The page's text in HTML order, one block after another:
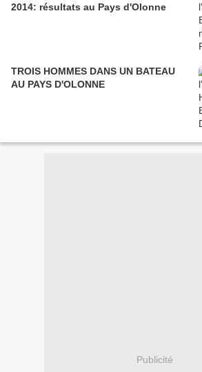
2014: résultats au Pays d'Olonne
TROIS HOMMES DANS UN BATEAU
AU PAYS D'OLONNE
Publicité